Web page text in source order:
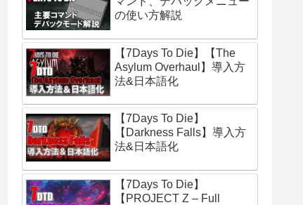
の使い方解説
【7Days To Die】【The
Asylum Overhaul】導入方
法&日本語化
【7Days To Die】
【Darkness Falls】導入方
法&日本語化
【7Days To Die】
【PROJECT Z – Full